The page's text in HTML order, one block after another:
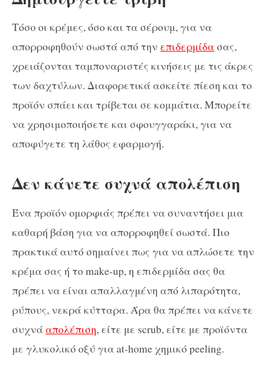
Τόσο οι κρέμες, όσο και τα σέρουμ, για να
απορροφηθούν σωστά από την επιδερμίδασας,
χρειάζονται ταμποναριστές κινήσεις με τις άκρες
των δαχτύλων. Διαφορετικά ασκείτε πίεση και το
προϊόν σπάει και τρίβεται σε κομμάτια. Μπορείτε
να χρησιμοποιήσετε και σφουγγαράκι, για να
αποφύγετε τη λάθος εφαρμογή.
Δεν κάνετε συχνά απολέπιση
Ένα προϊόν ομορφιάς πρέπει να συναντήσει μια
καθαρή βάση για να απορροφηθεί σωστά. Πιο
πρακτικά αυτό σημαίνει πως για να απλώσετε την
κρέμα σας ή το make-up, η επιδερμίδα σας θα
πρέπει να είναι απαλλαγμένη από λιπαρότητα,
ρύπους, νεκρά κύτταρα. Άρα θα πρέπει να κάνετε
συχνάαπολέπιση, είτε με scrub, είτε με προϊόντα
με γλυκολικό οξύ για at-home χημικό peeling.